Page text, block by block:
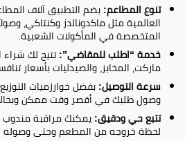
تنوع المطاعم:يضم التطبيق آلاف
العالمية مثل ماكدونالدز وكنتاكي،
المتخصصة في المأكولات الشعبية.
خدمة “اطلب للمقاضي”:تتيح لك شراء
ماركت، المخابز، والصيدليات بأسعار
سرعة التوصيل:بفضل خوارزميات
وصول طلبك في أقصر وقت ممكن
تتبع حي ودقيق:يمكنك مراقبة مندوب
لحظة خروجه من المطعم وحتى وصوله